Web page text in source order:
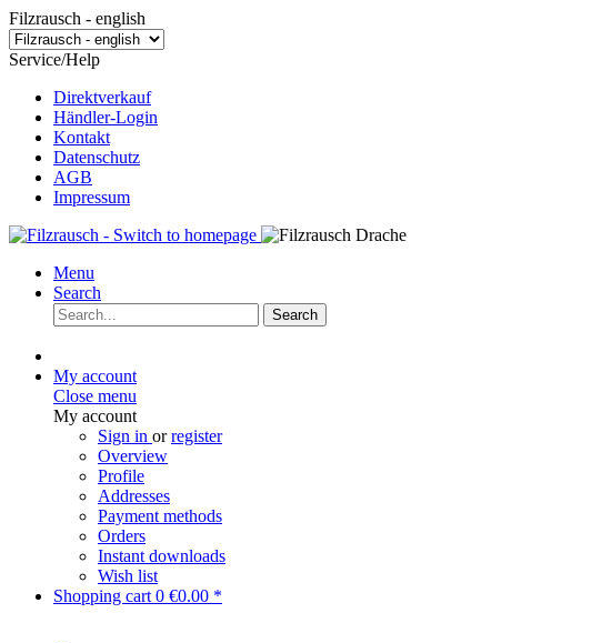
Filzrausch - english
Service/Help
Direktverkauf
Händler-Login
Kontakt
Datenschutz
AGB
Impressum
Menu
Search
Search
My account
Close menu
My account
Sign in orregister
Overview
Profile
Addresses
Payment methods
Orders
Instant downloads
Wish list
Shopping cart 0 €0.00 *